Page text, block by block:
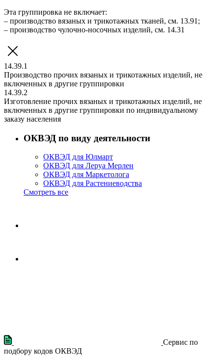
Эта группировка не включает:
– производство вязаных и трикотажных тканей, см. 13.91;
– производство чулочно-носочных изделий, см. 14.31
14.39.1
Производство прочих вязаных и трикотажных изделий, не
включенных в другие группировки
14.39.2
Изготовление прочих вязаных и трикотажных изделий, не
включенных в другие группировки по индивидуальному
заказу населения
ОКВЭД по виду деятельности
ОКВЭД для Юлмарт
ОКВЭД для Леруа Мерлен
ОКВЭД для Маркетолога
ОКВЭД для Растениеводства
Смотреть все
Сервис по
подбору кодов ОКВЭД